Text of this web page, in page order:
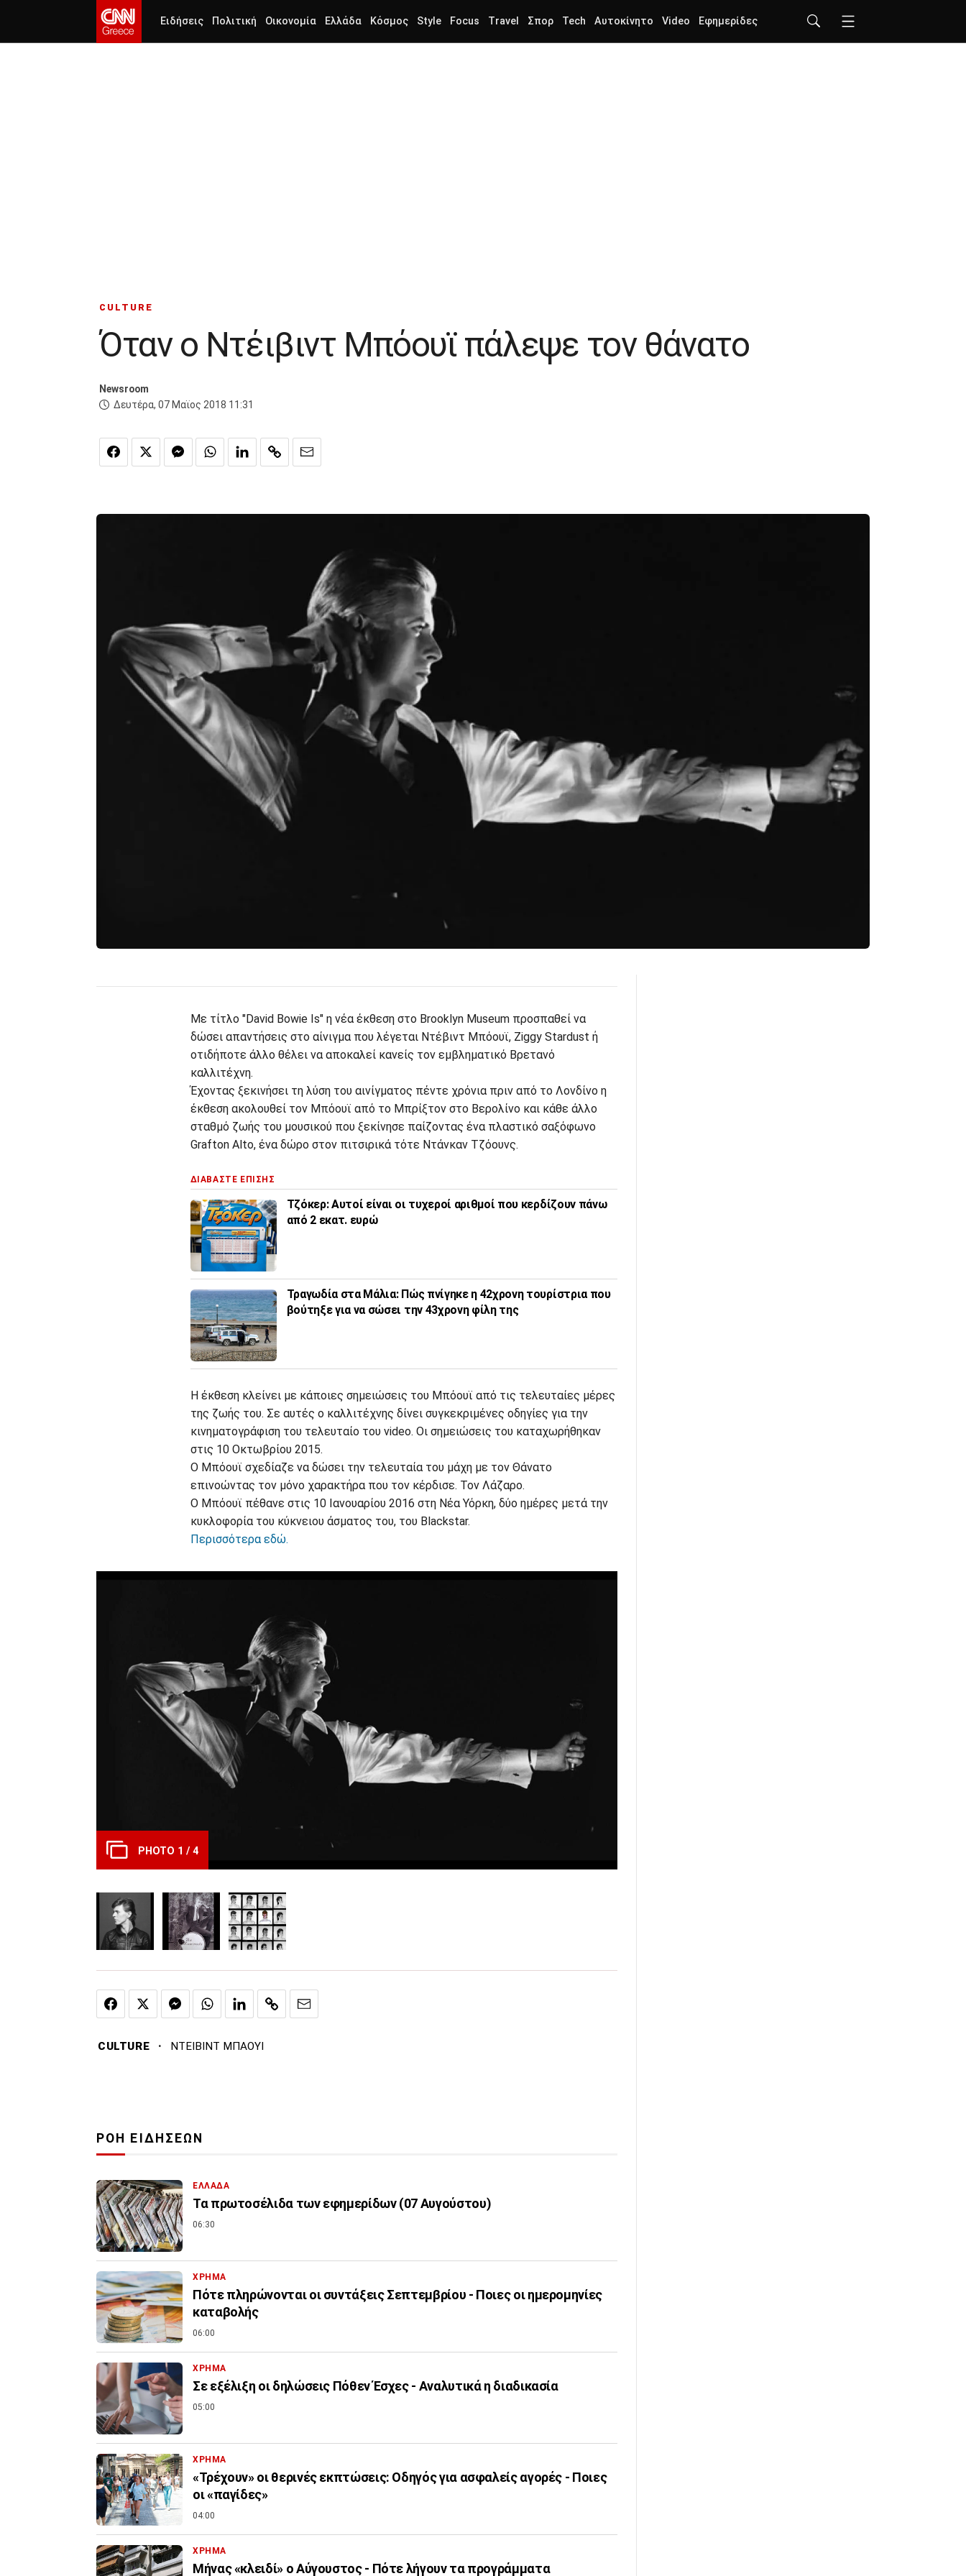
Ειδήσεις Πολιτική Οικονομία Ελλάδα Κόσμος Style Focus Travel Σπορ Tech Αυτοκίνητο Video Εφημερίδες
CULTURE
Όταν ο Ντέιβιντ Μπόουϊ πάλεψε τον θάνατο
Newsroom
Δευτέρα, 07 Μαϊος 2018 11:31
Με τίτλο "David Bowie Is" η νέα έκθεση στο Brooklyn Museum προσπαθεί να
δώσει απαντήσεις στο αίνιγμα που λέγεται Ντέβιντ Μπόουϊ, Ziggy Stardust ή
οτιδήποτε άλλο θέλει να αποκαλεί κανείς τον εμβληματικό Βρετανό
καλλιτέχνη.
Έχοντας ξεκινήσει τη λύση του αινίγματος πέντε χρόνια πριν από το Λονδίνο η
έκθεση ακολουθεί τον Μπόουϊ από το Μπρίξτον στο Βερολίνο και κάθε άλλο
σταθμό ζωής του μουσικού που ξεκίνησε παίζοντας ένα πλαστικό σαξόφωνο
Grafton Alto, ένα δώρο στον πιτσιρικά τότε Ντάνκαν Τζόουνς.
ΔΙΑΒΑΣΤΕ ΕΠΙΣΗΣ
Τζόκερ: Αυτοί είναι οι τυχεροί αριθμοί που κερδίζουν πάνω
από 2 εκατ. ευρώ
Τραγωδία στα Μάλια: Πώς πνίγηκε η 42χρονη τουρίστρια που
βούτηξε για να σώσει την 43χρονη φίλη της
Η έκθεση κλείνει με κάποιες σημειώσεις του Μπόουϊ από τις τελευταίες μέρες
της ζωής του. Σε αυτές ο καλλιτέχνης δίνει συγκεκριμένες οδηγίες για την
κινηματογράφιση του τελευταίο του video. Οι σημειώσεις του καταχωρήθηκαν
στις 10 Οκτωβρίου 2015.
Ο Μπόουϊ σχεδίαζε να δώσει την τελευταία του μάχη με τον Θάνατο
επινοώντας τον μόνο χαρακτήρα που τον κέρδισε. Τον Λάζαρο.
Ο Μπόουϊ πέθανε στις 10 Ιανουαρίου 2016 στη Νέα Υόρκη, δύο ημέρες μετά την
κυκλοφορία του κύκνειου άσματος του, του Blackstar.
Περισσότερα εδώ.
PHOTO 1 / 4
CULTURE · ΝΤΕΙΒΙΝΤ ΜΠΑΟΥΙ
ΡΟΗ ΕΙΔΗΣΕΩΝ
ΕΛΛΑΔΑ
Τα πρωτοσέλιδα των εφημερίδων (07 Αυγούστου)
06:30
ΧΡΗΜΑ
Πότε πληρώνονται οι συντάξεις Σεπτεμβρίου - Ποιες οι ημερομηνίες
καταβολής
06:00
ΧΡΗΜΑ
Σε εξέλιξη οι δηλώσεις Πόθεν Έσχες - Αναλυτικά η διαδικασία
05:00
ΧΡΗΜΑ
«Τρέχουν» οι θερινές εκπτώσεις: Οδηγός για ασφαλείς αγορές - Ποιες
οι «παγίδες»
04:00
ΧΡΗΜΑ
Μήνας «κλειδί» ο Αύγουστος - Πότε λήγουν τα προγράμματα